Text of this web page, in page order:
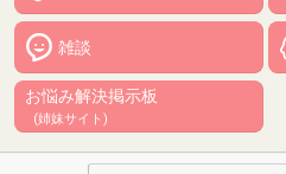
雑談
お悩み解決掲示板
(姉妹サイト)